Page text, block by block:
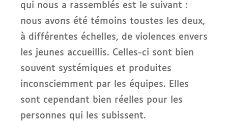
qui nous a rassemblés est le suivant :
nous avons été témoins toustes les deux,
à différentes échelles, de violences envers
les jeunes accueillis. Celles-ci sont bien
souvent systémiques et produites
inconsciemment par les équipes. Elles
sont cependant bien réelles pour les
personnes qui les subissent.